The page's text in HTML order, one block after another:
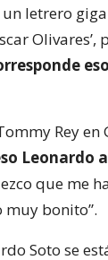
letrero
Rey
Leonardo
que me
muy bonito”.
Soto se